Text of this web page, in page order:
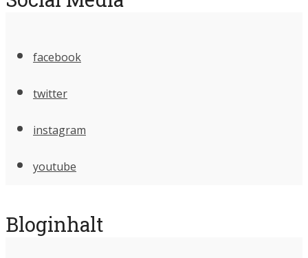
facebook
twitter
instagram
youtube
Bloginhalt